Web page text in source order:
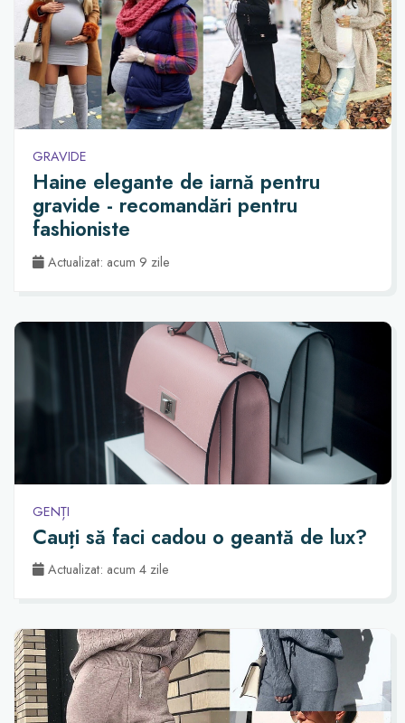
GRAVIDE
Haine elegante de iarnă pentru
gravide - recomandări pentru
fashioniste
Actualizat: acum 9 zile
GENȚI
Cauți să faci cadou o geantă de lux?
Actualizat: acum 4 zile